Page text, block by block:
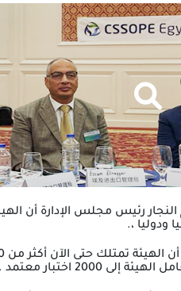
رئيس مجلس الإدارة أن
ودوليا ،.
2000 اختبار معتمد .